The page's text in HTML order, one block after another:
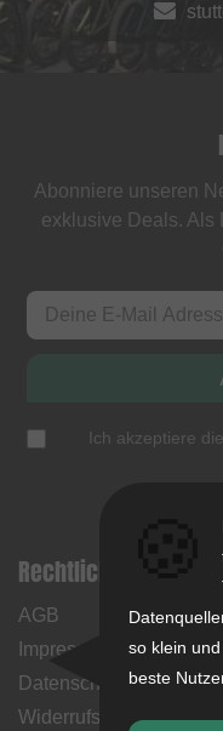
Abonniere unseren
exklusive Deals. Als
Ich akzeptiere die
Rechtliche Hinweise
AGB
Impressum
Datenschutz
Widerrufsbelehrung &
so klein
beste